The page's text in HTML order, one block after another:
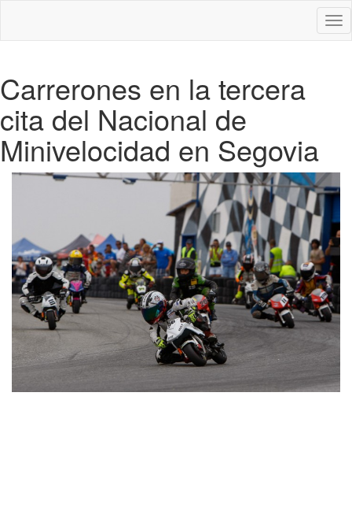
Carrerones en la tercera
cita del Nacional de
Minivelocidad en Segovia